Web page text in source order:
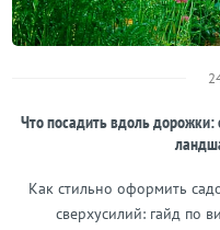
Что посадить вдоль
Как стильно оформить
сверхусилий: гайд по